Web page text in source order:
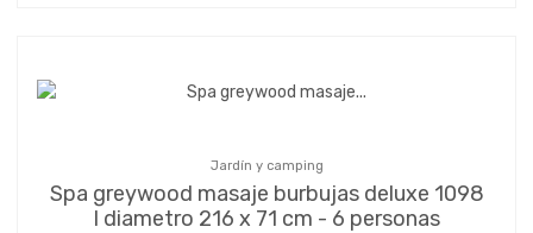
Jardín y camping
Spa greywood masaje burbujas deluxe 1098
l diametro 216 x 71 cm - 6 personas